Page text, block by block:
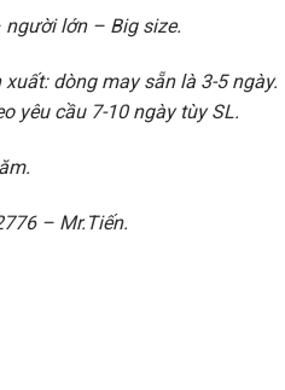
người lớn – Big size.
xuất: dòng may sẵn là 3-5 ngày.
yêu cầu 7-10 ngày tùy SL.
– Mr.Tiến.